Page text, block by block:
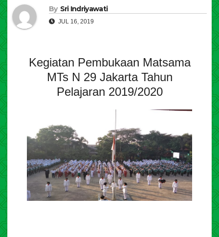
By Sri Indriyawati
JUL 16, 2019
Kegiatan Pembukaan Matsama
MTs N 29 Jakarta Tahun
Pelajaran 2019/2020